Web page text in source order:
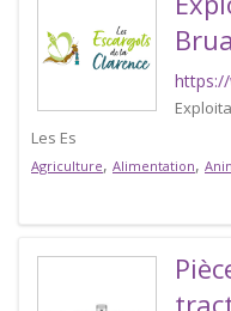
Les Es
Agriculture, Alimentation,